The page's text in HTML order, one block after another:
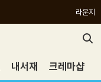
라운지
내서재 크레마샵